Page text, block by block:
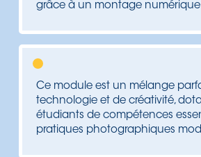
grâce à un montage
Ce module est un mélange
technologie et de créativité,
étudiants de compétences
pratiques photographiques